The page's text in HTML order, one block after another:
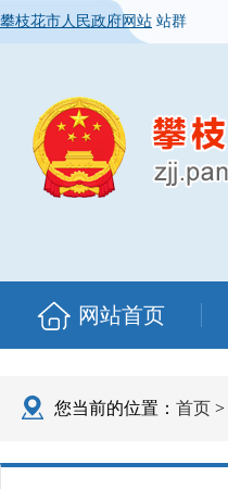
攀枝花市人民政府网站 站群
网站首页
您当前的位置： 首页 >